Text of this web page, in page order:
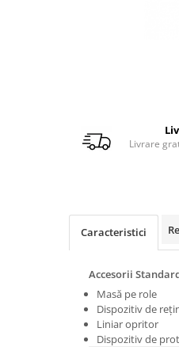
Masini de gaurit cu angrenaj,
Masini de gaurit cu coloana si
curea de distributie
Masini de gaurit cu stand si
Masini de gaurit radiale
Masini de gaurit si frezat
Livrare
Caracteristici
Accesorii
Masă pe role
Dispozitiv de
Liniar opritor
Dispozitiv de